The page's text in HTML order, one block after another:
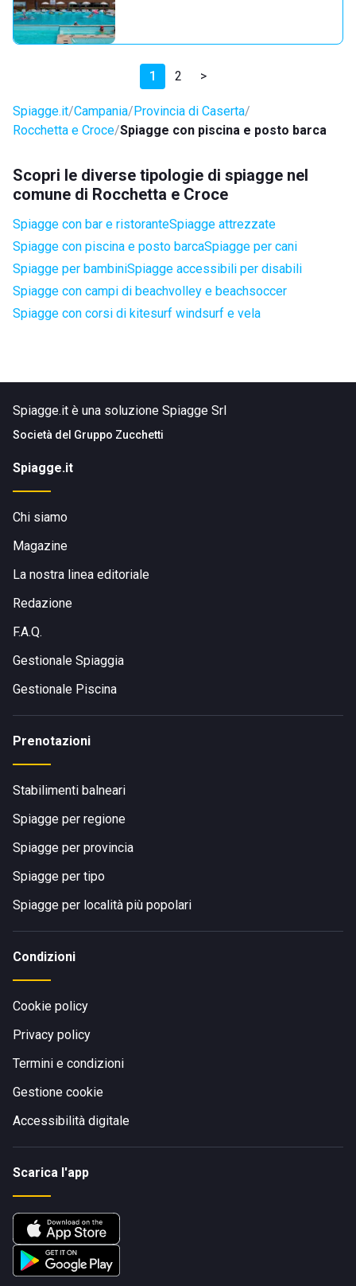
1 2 >
Spiagge.it Campania Provincia di Caserta
Rocchetta e Croce Spiagge con piscina e posto barca
Scopri le diverse tipologie di spiagge nel
comune di Rocchetta e Croce
Spiagge con bar e ristoranteSpiagge attrezzate
Spiagge con piscina e posto barcaSpiagge per cani
Spiagge per bambiniSpiagge accessibili per disabili
Spiagge con campi di beachvolley e beachsoccer
Spiagge con corsi di kitesurf windsurf e vela
Spiagge.it è una soluzione Spiagge Srl
Società del Gruppo Zucchetti
Spiagge.it
Chi siamo
Magazine
La nostra linea editoriale
Redazione
F.A.Q.
Gestionale Spiaggia
Gestionale Piscina
Prenotazioni
Stabilimenti balneari
Spiagge per regione
Spiagge per provincia
Spiagge per tipo
Spiagge per località più popolari
Condizioni
Cookie policy
Privacy policy
Termini e condizioni
Gestione cookie
Accessibilità digitale
Scarica l'app